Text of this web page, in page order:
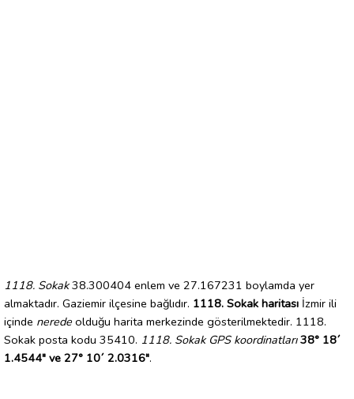
1118. Sokak38.300404 enlem ve 27.167231 boylamda yer
almaktadır. Gaziemir ilçesine bağlıdır. 1118. Sokak haritası İzmir ili
içinde nerede olduğu harita merkezinde gösterilmektedir. 1118.
Sokak posta kodu 35410. 1118. Sokak GPS koordinatları 38° 18´
1.4544" ve 27° 10´ 2.0316".